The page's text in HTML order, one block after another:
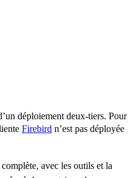
déploiement deux-tiers. Pour
Firebird n’est pas déployée
avec les outils et la